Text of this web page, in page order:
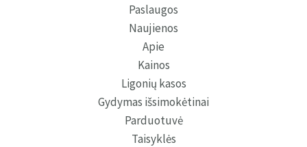
Paslaugos
Naujienos
Apie
Kainos
Ligonių kasos
Gydymas išsimokėtinai
Parduotuvė
Taisyklės